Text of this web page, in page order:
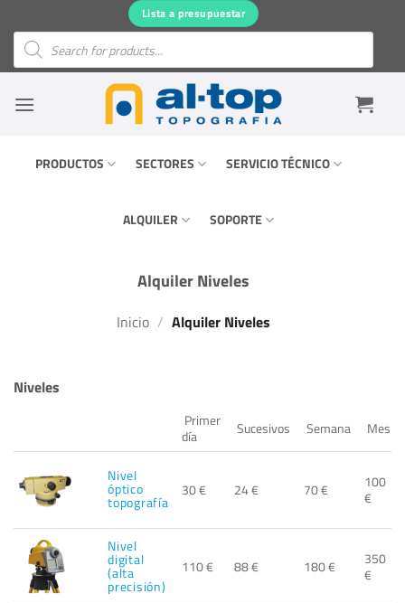
contenido
Lista a presupuestar
Búsqueda
productos
PRODUCTOS SECTORES SERVICIO TÉCNICO
ALQUILER SOPORTE
Alquiler Niveles
Inicio / Alquiler Niveles
Niveles
Primer
día
Sucesivos Semana Mes
Nivel
óptico
topografía
30 € 24 € 70 €
100
€
Nivel
digital
(alta
precisión)
110 € 88 € 180 €
350
€